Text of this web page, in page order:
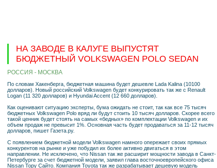
НА ЗАВОДЕ В КАЛУГЕ ВЫПУСТЯТ
БЮДЖЕТНЫЙ VOLKSWAGEN POLO SEDAN
РОССИЯ - МОСКВА
По словам Хакенберга, бюджетная машина будет дешевле Lada Kalina (10100
долларов). Новый российский Volkswagen будет конкурировать так же с Renault
Logan (11 320 долларов) и Hyundai Accent (12 660 долларов).
Как оценивают ситуацию эксперты, бума ожидать не стоит, так как все 75 тысяч
бюджетных Volkswagen Polo вряд ли будут стоить 10 тысяч долларов. Скорее всего
такой ценник будет стоять на самых «бедных» по комплектации Volkswagen и их
объем продаж не превысит 1%. Основная часть будет продаваться за 11-12 тысяч
долларов, пишет Газета.ру.
С появлением бюджетной модели Volkswagen намного опережает своих прямых
конкурентов на рынке и уже побудил их более активно двигаться в этом
направлении. Не исключено, что Nissan так же расширит мощности завода в Санкт-
Петербурге за счет бюджетной модели, заявил глава восточноевропейского офиса
Nissan Тору Сайто. Компания Toyota так же разрабатывает дешевую модель